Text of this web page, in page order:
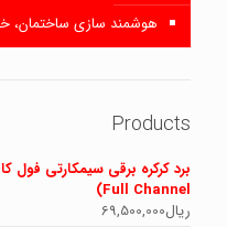
هوشمند سازی ساختمان،
Products
Full Channel)
ریال69,500,000